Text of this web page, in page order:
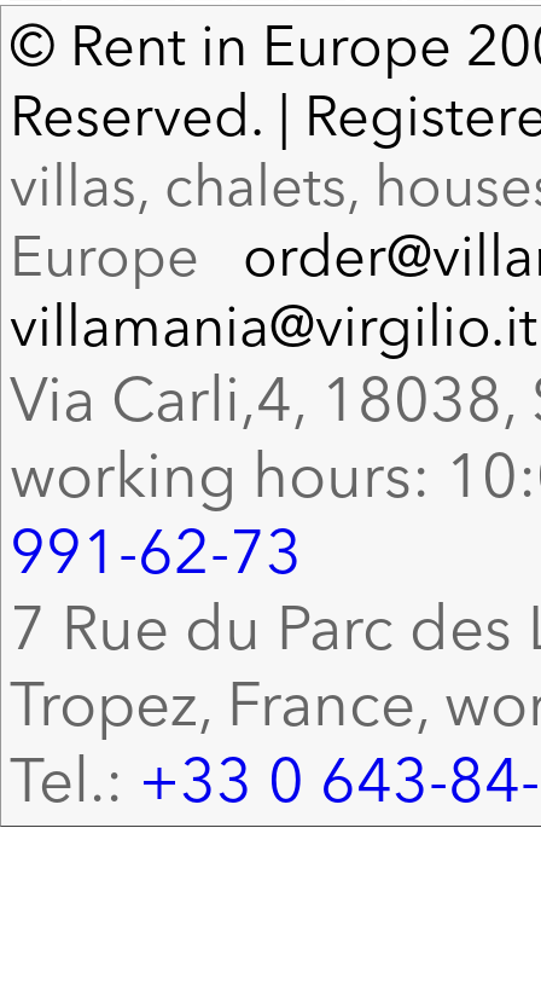
© Rent in Europe
Reserved. |
villas, chalets,
Europe
villamania@virgilio.it
Via Carli,4, 18038,
working hours:
991-62-73
7 Rue du Parc
Tropez, France,
Tel.: +33 0 643-